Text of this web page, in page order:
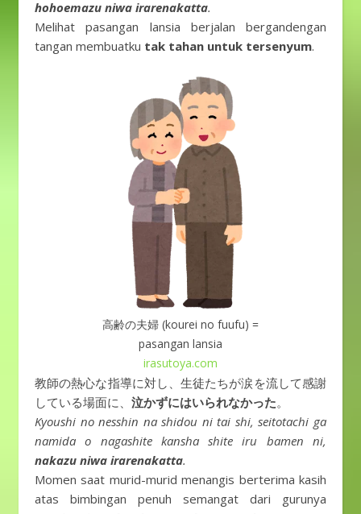
hohoemazu niwa irarenakatta.
Melihat pasangan lansia berjalan bergandengan
tangan membuatku tak tahan untuk tersenyum.
高齢の夫婦 (kourei no fuufu) =
pasangan lansia
irasutoya.com
教師の熱心な指導に対し、生徒たちが涙を流して感謝
している場面に、 泣かずにはいられなかった。
Kyoushi no nesshin na shidou ni tai shi, seitotachi ga
namida o nagashite kansha shite iru bamen ni,
nakazu niwa irarenakatta.
Momen saat murid-murid menangis berterima kasih
atas bimbingan penuh semangat dari gurunya